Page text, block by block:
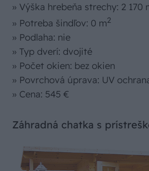
» Výška hrebeňa strechy: 2 170
» Potreba šindľov: 0 m2
» Podlaha: nie
» Typ dverí: dvojité
» Počet okien: bez okien
» Povrchová úprava: UV
» Cena: 545 €
Záhradná chatka s